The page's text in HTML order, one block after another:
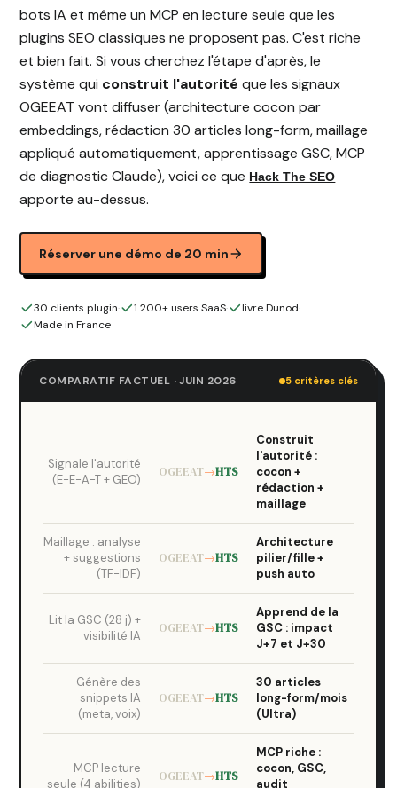
bots IA et même un MCP en lecture seule que les
plugins SEO classiques ne proposent pas. C'est riche
et bien fait. Si vous cherchez l'étape d'après, le
système qui construit l'autorité que les signaux
OGEEAT vont diffuser (architecture cocon par
embeddings, rédaction 30 articles long-form, maillage
appliqué automatiquement, apprentissage GSC, MCP
de diagnostic Claude), voici ce que Hack The SEO
apporte au-dessus.
Réserver une démo de 20 min
30 clients plugin· 1 200+ users SaaS· livre Dunod·
Made in France
COMPARATIF FACTUEL · JUIN 2026 5 critères clés
Signale l'autorité
(E-E-A-T + GEO)
OGEEAT→HTS
Construit
l'autorité :
cocon +
rédaction +
maillage
Maillage : analyse
+ suggestions
(TF-IDF)
OGEEAT→HTS
Architecture
pilier/fille +
push auto
Lit la GSC (28 j) +
visibilité IA
OGEEAT→HTS
Apprend de la
GSC : impact
J+7 et J+30
Génère des
snippets IA
(meta, voix)
OGEEAT→HTS
30 articles
long-form/mois
(Ultra)
MCP lecture
seule (4 abilities)
OGEEAT→HTS
MCP riche :
cocon, GSC,
audit